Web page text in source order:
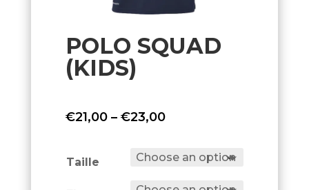
POLO SQUAD
(KIDS)
€21,00 – €23,00Price
€21,00
Taille